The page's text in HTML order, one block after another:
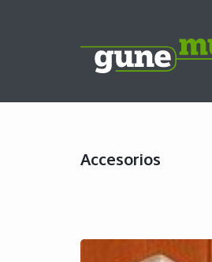
Accesorios